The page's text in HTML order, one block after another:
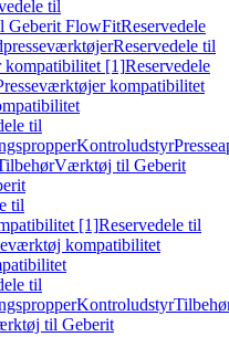
til
Geberit FlowFitReservedele
Reservedele til
kompatibilitet [1]Reservedele
kompatibilitet
til
Kontroludstyr
Værktøj til Geberit
til
[1]Reservedele til
kompatibilitet
til
Kontroludstyr
til Geberit